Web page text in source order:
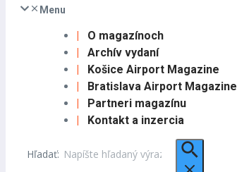
Menu
O magazínoch
Archív vydaní
Košice Airport Magazine
Bratislava Airport Magazine
Partneri magazínu
Kontakt a inzercia
Hľadať: